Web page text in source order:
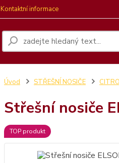
Kontaktní informace
Úvod STŘEŠNÍ NOSIČE
Střešní nosiče
TOP produkt